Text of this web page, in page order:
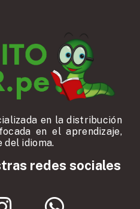
en la distribución
en el aprendizaje,
idioma.
redes sociales